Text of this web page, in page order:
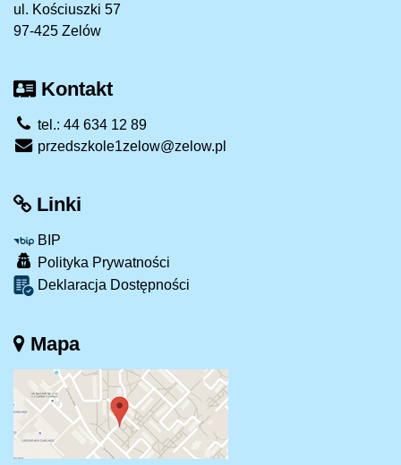
ul. Kościuszki 57
97-425 Zelów
Kontakt
tel.: 44 634 12 89
przedszkole1zelow@zelow.pl
Linki
BIP
Polityka Prywatności
Deklaracja Dostępności
Mapa